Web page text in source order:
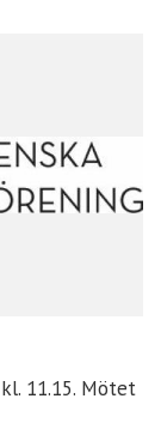
11.15. Mötet